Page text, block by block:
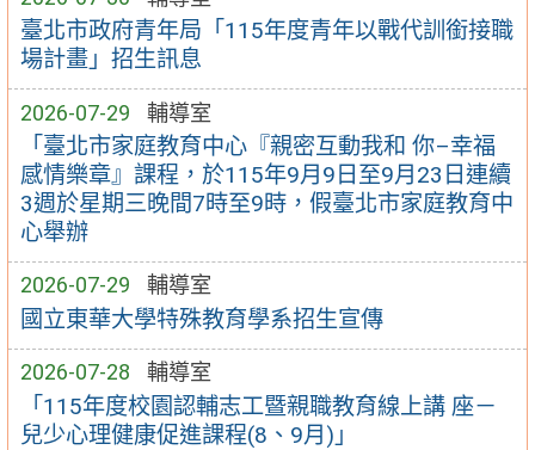
臺北市政府青年局「115年度青年以戰代訓銜接職
場計畫」招生訊息
2026-07-29 輔導室
「臺北市家庭教育中心『親密互動我和 你–幸福
感情樂章』課程，於115年9月9日至9月23日連續
3週於星期三晚間7時至9時，假臺北市家庭教育中
心舉辦
2026-07-29 輔導室
國立東華大學特殊教育學系招生宣傳
2026-07-28 輔導室
「115年度校園認輔志工暨親職教育線上講 座－
兒少心理健康促進課程(8、9月)」